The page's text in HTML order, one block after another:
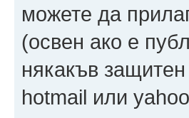
можете да
(освен ако е
някакъв
hotmail или